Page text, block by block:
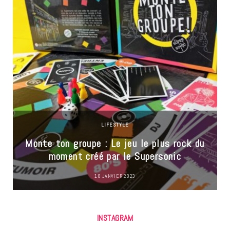
LIFESTYLE
Monte ton groupe : Le jeu le plus rock du
moment créé par le Supersonic
18 JANVIER 2023
INSTAGRAM